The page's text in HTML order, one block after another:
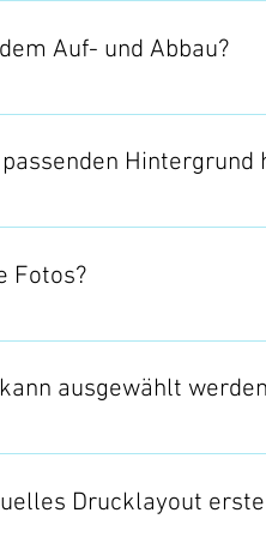
Auf- und Abbau?
dem eigentlichen
wird dann je
Hintergrund
erhalten Sie
Fotos?
Veranstaltung am
ausgewählt
entweder in einem
aufgenommen. Das
Drucklayout